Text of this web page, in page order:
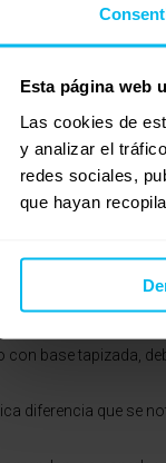
Esta página web
Las cookies de
y analizar el
redes sociales,
que hayan
Natural 30%
está fabricado con
alguien me pueda
que acerte en el de
am
dias Lorena,
es una muy buena
a la duda que
con base tapizada,
diferencia que se